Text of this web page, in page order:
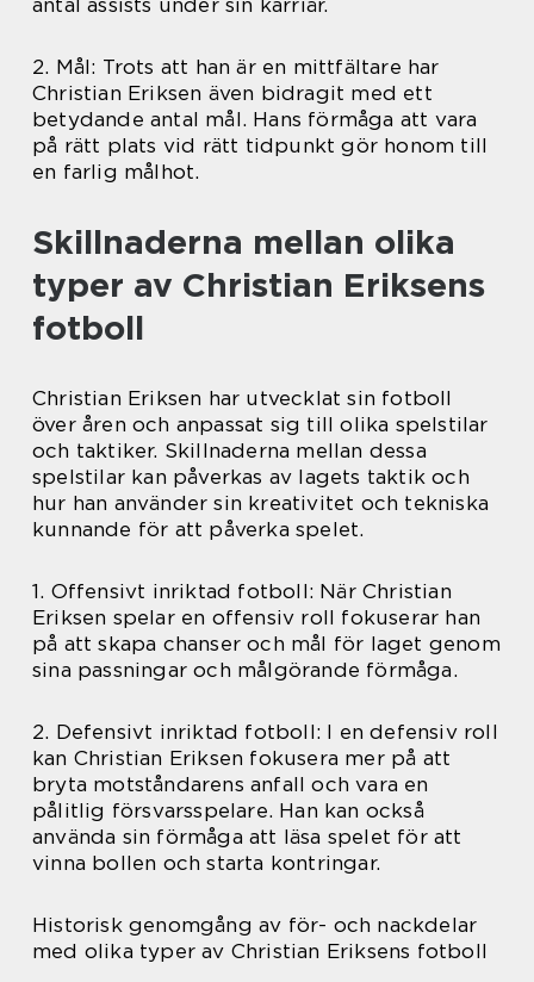
antal assists under sin karriär.
2. Mål: Trots att han är en mittfältare har
Christian Eriksen även bidragit med ett
betydande antal mål. Hans förmåga att vara
på rätt plats vid rätt tidpunkt gör honom till
en farlig målhot.
Skillnaderna mellan olika
typer av Christian Eriksens
fotboll
Christian Eriksen har utvecklat sin fotboll
över åren och anpassat sig till olika spelstilar
och taktiker. Skillnaderna mellan dessa
spelstilar kan påverkas av lagets taktik och
hur han använder sin kreativitet och tekniska
kunnande för att påverka spelet.
1. Offensivt inriktad fotboll: När Christian
Eriksen spelar en offensiv roll fokuserar han
på att skapa chanser och mål för laget genom
sina passningar och målgörande förmåga.
2. Defensivt inriktad fotboll: I en defensiv roll
kan Christian Eriksen fokusera mer på att
bryta motståndarens anfall och vara en
pålitlig försvarsspelare. Han kan också
använda sin förmåga att läsa spelet för att
vinna bollen och starta kontringar.
Historisk genomgång av för- och nackdelar
med olika typer av Christian Eriksens fotboll